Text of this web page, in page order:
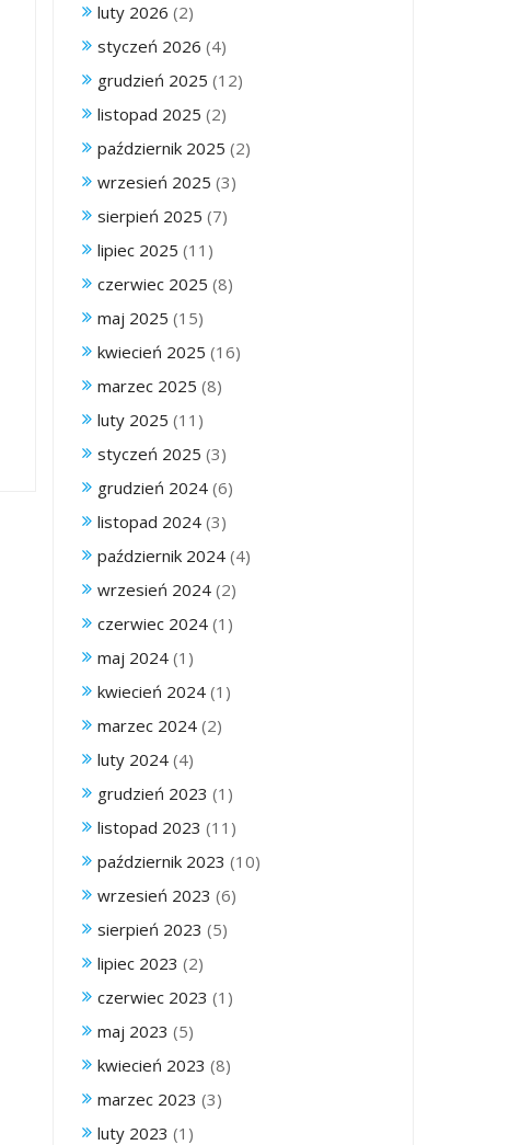
luty 2026 (2)
styczeń 2026 (4)
grudzień 2025 (12)
listopad 2025 (2)
październik 2025 (2)
wrzesień 2025 (3)
sierpień 2025 (7)
lipiec 2025 (11)
czerwiec 2025 (8)
maj 2025 (15)
kwiecień 2025 (16)
marzec 2025 (8)
luty 2025 (11)
styczeń 2025 (3)
grudzień 2024 (6)
listopad 2024 (3)
październik 2024 (4)
wrzesień 2024 (2)
czerwiec 2024 (1)
maj 2024 (1)
kwiecień 2024 (1)
marzec 2024 (2)
luty 2024 (4)
grudzień 2023 (1)
listopad 2023 (11)
październik 2023 (10)
wrzesień 2023 (6)
sierpień 2023 (5)
lipiec 2023 (2)
czerwiec 2023 (1)
maj 2023 (5)
kwiecień 2023 (8)
marzec 2023 (3)
luty 2023 (1)